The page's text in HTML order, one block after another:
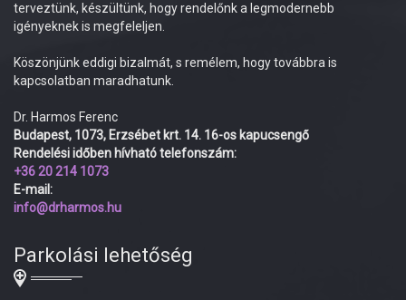
terveztünk, készültünk, hogy rendelőnk a legmodernebb
igényeknek is megfeleljen.
Köszönjünk eddigi bizalmát, s remélem, hogy továbbra is
kapcsolatban maradhatunk.
Dr. Harmos Ferenc
Budapest, 1073, Erzsébet krt. 14. 16-os kapucsengő
Rendelési időben hívható telefonszám:
+36 20 214 1073
E-mail:
info@drharmos.hu
Parkolási lehetőség